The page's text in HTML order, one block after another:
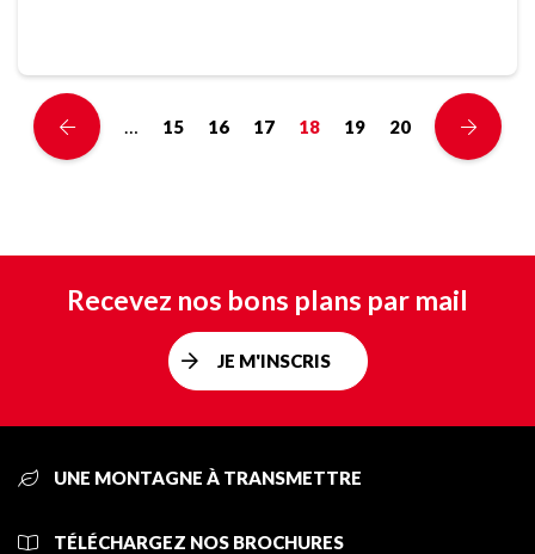
… 15 16 17 18 19 20
Recevez nos bons plans par mail
JE M'INSCRIS
UNE MONTAGNE À TRANSMETTRE
TÉLÉCHARGEZ NOS BROCHURES